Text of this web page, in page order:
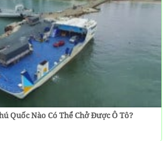
Quốc Nào Có Thể Chở Được Ô Tô?